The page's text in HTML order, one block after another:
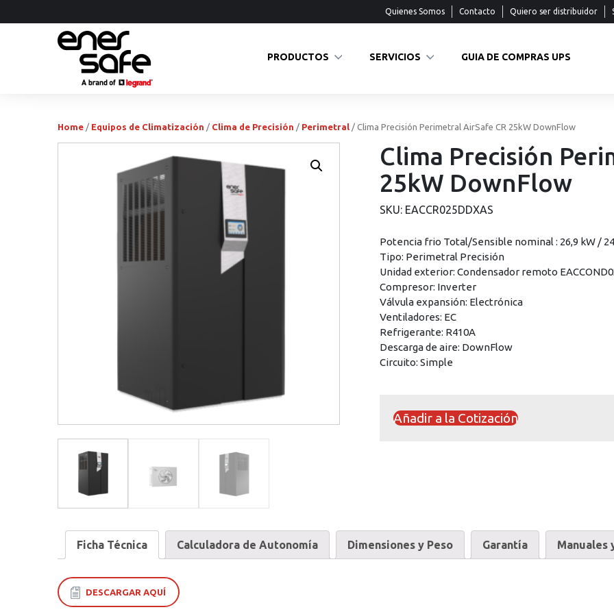
Quienes Somos Contacto Quiero ser distribuidor
PRODUCTOS SERVICIOS GUIA DE COMPRAS UPS
Home / Equipos de Climatización / Clima de Precisión / Perimetral / Clima Precisión Perimetral AirSafe CR 25kW DownFlow
Clima Precisión
25kW DownFlow
SKU: EACCR025DDXAS
Potencia frio Total/Sensible nominal : 26,9 kW /
Tipo: Perimetral Precisión
Unidad exterior: Condensador remoto
Compresor: Inverter
Válvula expansión: Electrónica
Ventiladores: EC
Refrigerante: R410A
Descarga de aire: DownFlow
Circuito: Simple
Añadir a la Cotización
Ficha Técnica Calculadora de Autonomía Dimensiones y Peso Garantía Manuales
DESCARGAR AQUÍ